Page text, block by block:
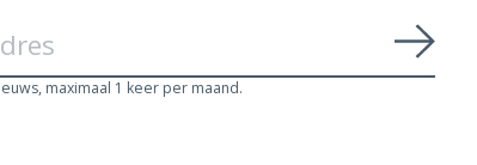
maximaal 1 keer per maand.